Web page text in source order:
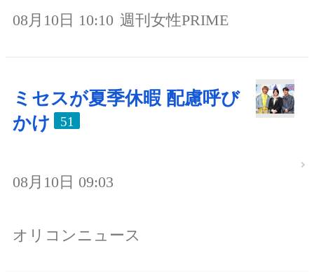
08月10日 10:10 週刊女性PRIME
ミセスが夏季休暇 配慮呼び
かけ
51
08月10日 09:03
オリコンニュース